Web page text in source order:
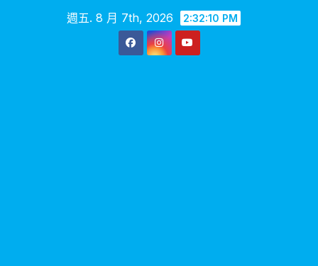
週五. 8 月 7th, 2026 2:32:11 PM